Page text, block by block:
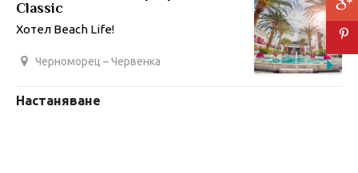
Classic
Хотел Beach Life!
Черноморец – Червенка
Настаняване